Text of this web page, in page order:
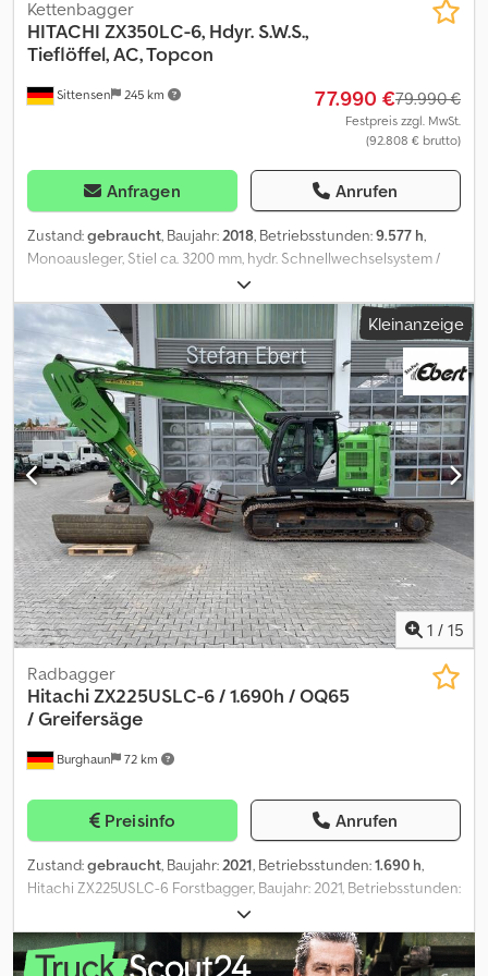
Sittensen 245 km
Kettenbagger
HITACHI ZX350LC-6, Hdyr. S.W.S.,
Tieflöffel, AC, Topcon
77.990 €79.990 €
Festpreis zzgl. MwSt.
(92.808 € brutto)
Anfragen Anrufen
Zustand:gebraucht, Baujahr: 2018, Betriebsstunden:9.577 h,
Monoausleger, Stiel ca. 3200 mm, hydr. Schnellwechselsystem /
CW 45 HG aus 2019, Tieflöffel ca. 1400 breit, Greifer- u.
Hammervorrichtung - Line, Bodenplatten 800 mm, Klimaanlage,
LED Scheinwerfer, 3 x Kamera, Freshfilter Multibox, vorbereitet für
Topcon - 3D, Fahrzeug kann mit Werbung beklebt und/oder
beschriftet sein Credexa S Drjpfx Af Hjf SI86046 Unser Angebot
ist generell ohne neue TÜV-Abnahme. Falls neue TÜV-Abnahme
erwünscht, unterbreiten wir Ihnen gerne ein Angebot unserer
Partnerwerkstätten! Fahrzeug kann mit Werbung beklebt
und/oder beschriftet sein. Es gelten unsere allgemeinen Liefer-
und Zahlungsbedingungen. Gerne erstellen wir Ihnen für dieses
Objekt ein Finanzierungs- oder Leasingangebot. Bitte sprechen
Sie uns an!
Kleinanzeige
1 / 15
Burghaun 72 km
Radbagger
HitachiZX225USLC-6 / 1.690h / OQ65
/ Greifersäge
Preisinfo Anrufen
Zustand:gebraucht, Baujahr:2021, Betriebsstunden:1.690 h,
Hitachi ZX225USLC-6 Forstbagger, Baujahr: 2021, Betriebsstunden:
nur 1.690h, Inkl. Vosch Greifersäge, Inkl. hydr. Grabenräumer
1.600mm, Klima, Kamera, Schnellwechsler OQ65,
Zentralschmierung, Klappbares Schutzdach Front und Dach,